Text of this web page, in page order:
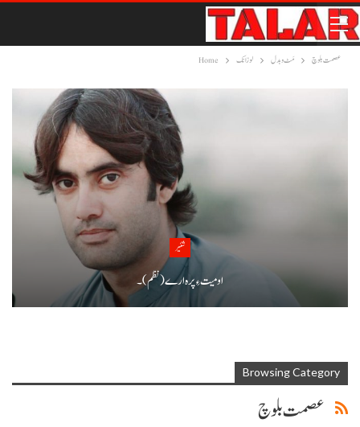
Home لوزانک مَٹ و بدل عصمت بلوچ
شئیر
اومیت ءِ پرہ ارے(نظم)۔
Browsing Category
عصمت بلوچ